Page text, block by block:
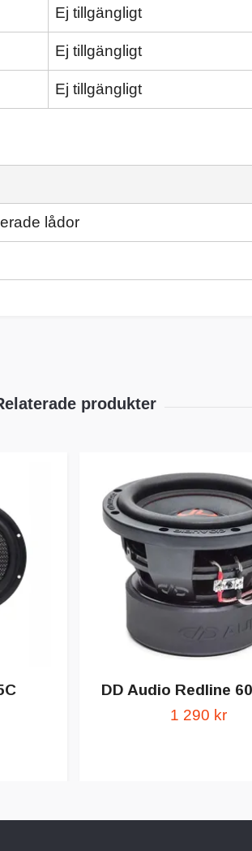
Ej tillgängligt
Ej tillgängligt
Ej tillgängligt
lådor
DD Audio Redline
1 290 kr